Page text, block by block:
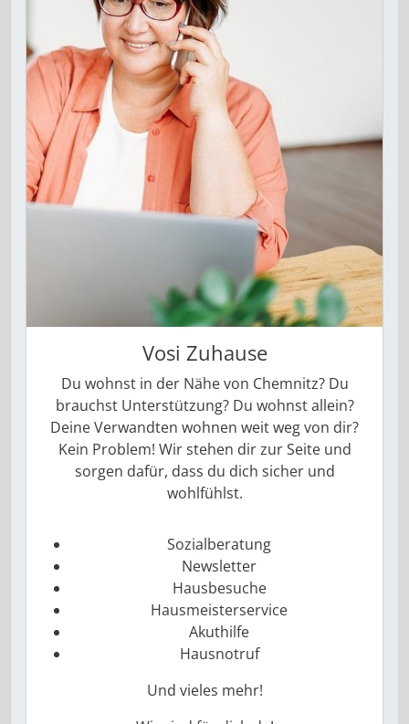
Vosi Zuhause
Du wohnst in der Nähe von Chemnitz? Du
brauchst Unterstützung? Du wohnst allein?
Deine Verwandten wohnen weit weg von dir?
Kein Problem! Wir stehen dir zur Seite und
sorgen dafür, dass du dich sicher und
wohlfühlst.
Sozialberatung
Newsletter
Hausbesuche
Hausmeisterservice
Akuthilfe
Hausnotruf
Und vieles mehr!